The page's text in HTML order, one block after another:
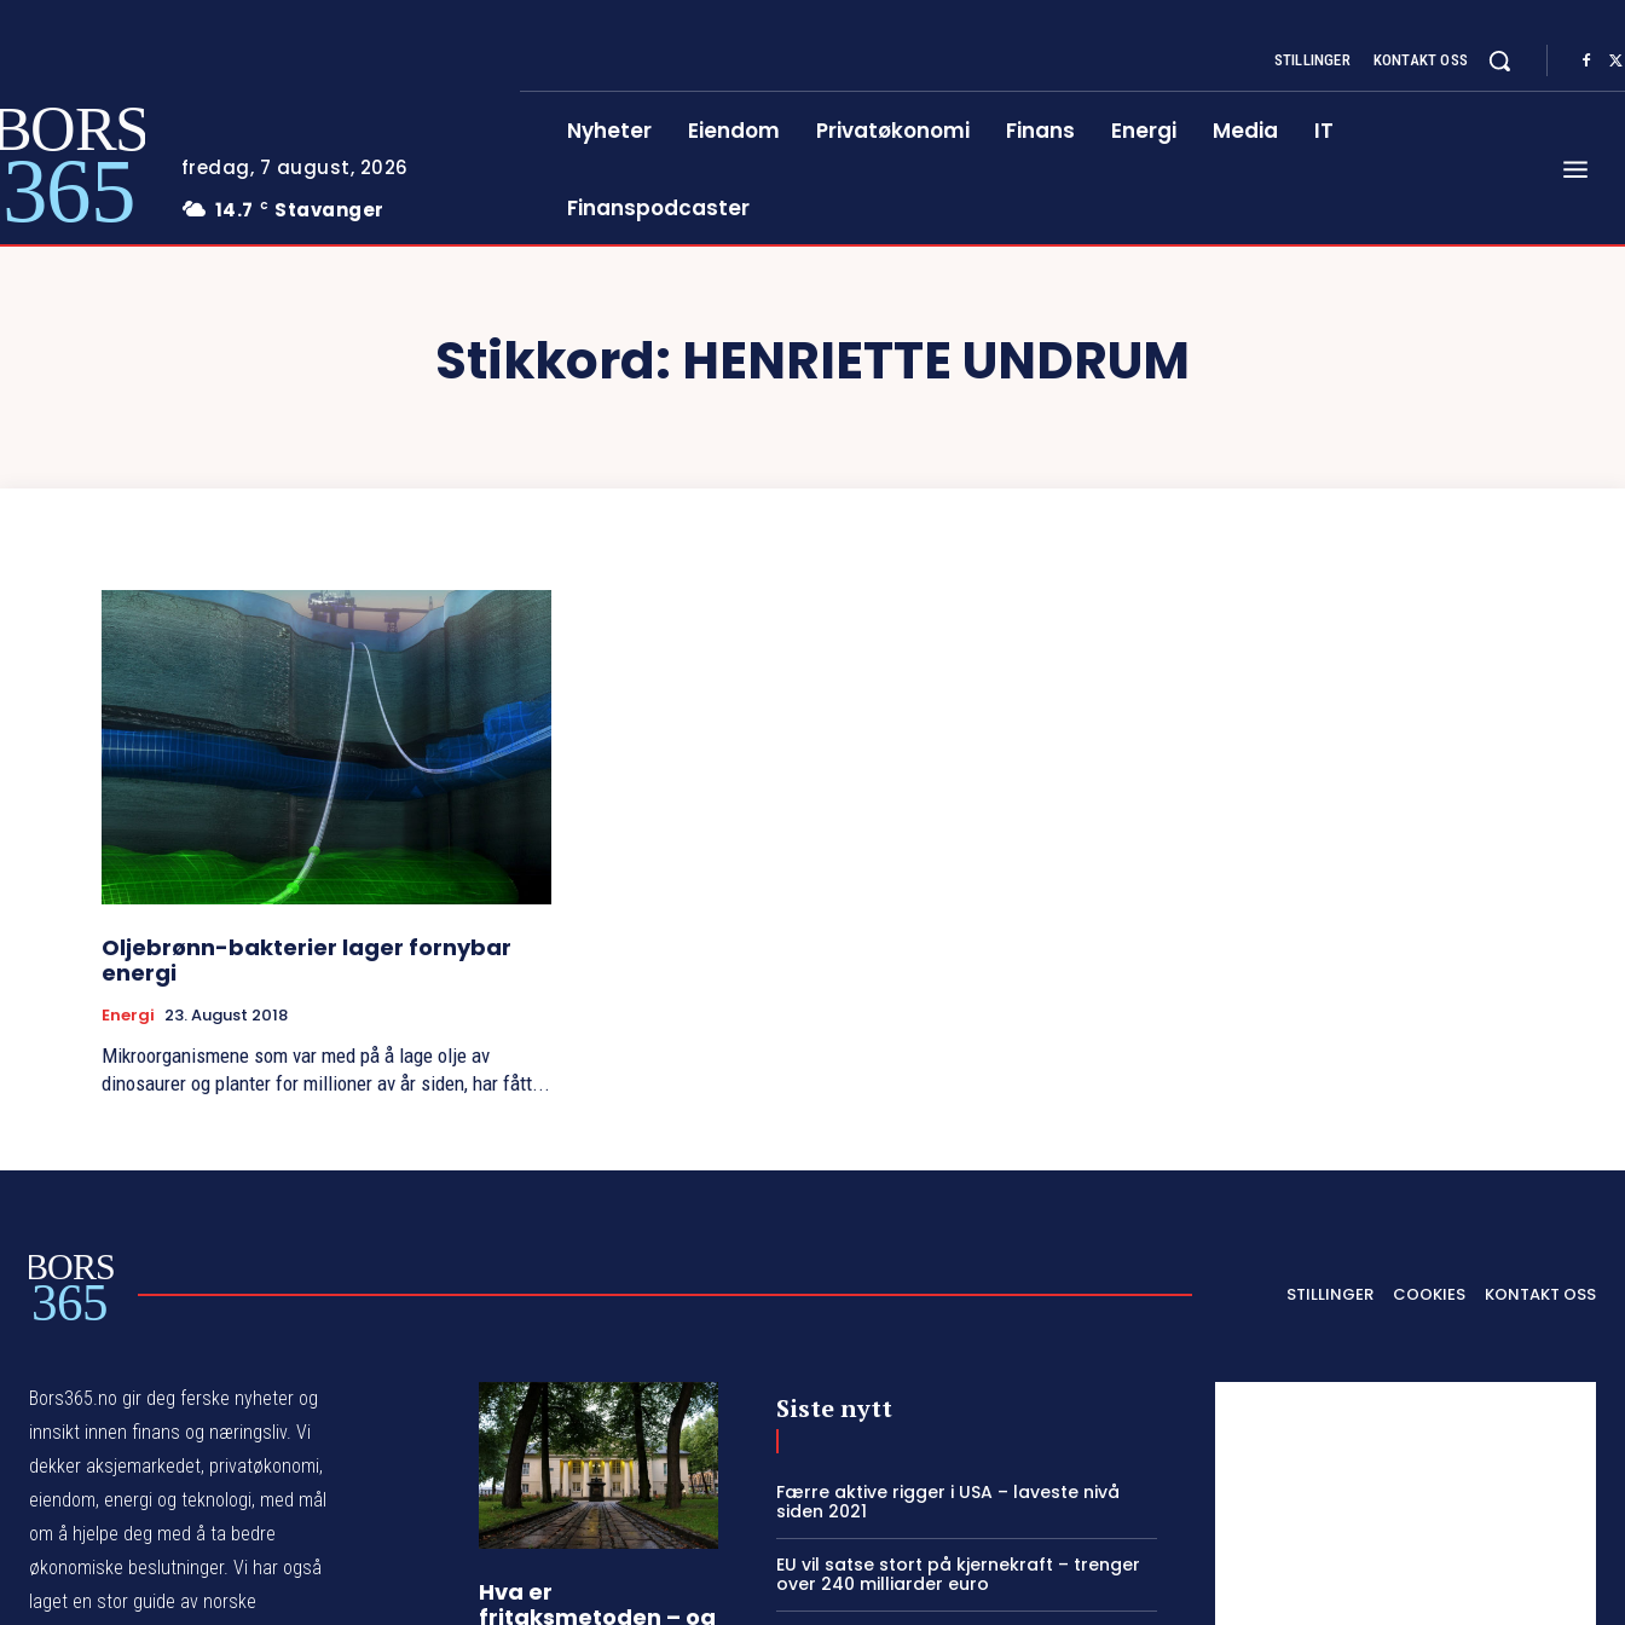
365
fredag, 7 august, 2026
14.7
C Stavanger
STILLINGER KONTAKT OSS
Nyheter Eiendom Privatøkonomi Finans Energi Media IT
Finanspodcaster
Stikkord: HENRIETTE UNDRUM
Oljebrønn-bakterier lager fornybar
energi
Energi 23. August 2018
Mikroorganismene som var med på å lage olje av
dinosaurer og planter for millioner av år siden, har fått...
BORS
365 STILLINGER COOKIES KONTAKT OSS
Bors365.no gir deg ferske nyheter og
innsikt innen finans og næringsliv. Vi
dekker aksjemarkedet, privatøkonomi,
eiendom, energi og teknologi, med mål
om å hjelpe deg med å ta bedre
økonomiske beslutninger. Vi har også
laget en stor guide av norske
Hva er
fritaksmetoden – og
Siste nytt
Færre aktive rigger i USA – laveste nivå
siden 2021
EU vil satse stort på kjernekraft – trenger
over 240 milliarder euro